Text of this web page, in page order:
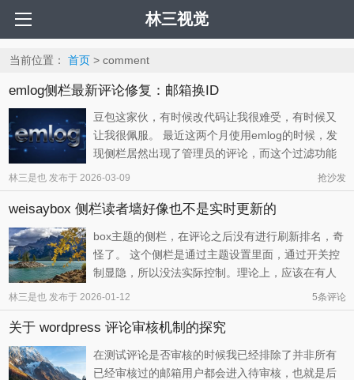
林三视觉
当前位置： 首页> comment
emlog侧栏最新评论修复：邮箱换ID
豆包这家伙，有时候改代码让我很难受，有时候又
让我很佩服。 最近这两个月使用emlog的时候，发
现侧栏居然出现了管理员的评论，而这个过滤功能
早在去年就通过威兄的帮助已经实现了。于是就想
着肯定是系统的功能出现了变动，使得主题的相关
代码也得更新逻辑。 上次威兄改好可用的代码是：
林三是也发布于 2026-03-09 抢沙发
weisaybox 侧栏读者墙好像也不是实时更新的
box主题的侧栏，在评论之后没有进行刷新排名，奇
怪了。 这个侧栏是通过主题设置里面，通过开关控
制显隐，所以没法实际控制。理论上，应该在有人
评论之后刷新这个侧栏模块的数据，但是没有，而
且就算有多条评论审核通过，也依然没有动静。这
里面的逻辑，是有问题吗？ 记录一下，也许以后可
林三是也发布于 2026-01-12 5条评论
关于 wordpress 评论审核机制的探究
在测试评论是否审核的时候我已经排除了并非所有
已经审核过的邮箱用户都会进入待审核，也就是后